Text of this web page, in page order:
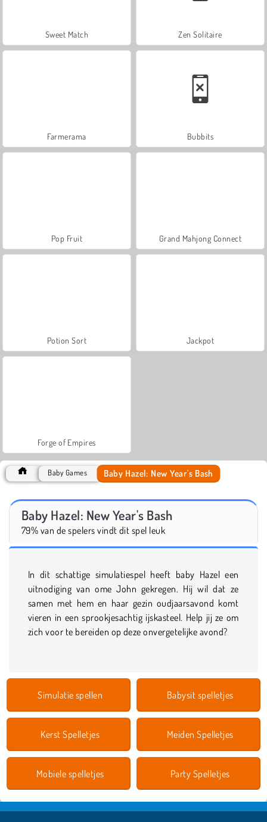
Sweet Match Zen Solitaire
Farmerama Bubbits
Pop Fruit Grand Mahjong Connect
Potion Sort Jackpot
Forge of Empires
Baby Games Baby Hazel: New Year's Bash
Baby Hazel: New Year's Bash
79% van de spelers vindt dit spel leuk
In dit schattige simulatiespel heeft baby Hazel een
uitnodiging van ome John gekregen. Hij wil dat ze
samen met hem en haar gezin oudjaarsavond komt
vieren in een sprookjesachtig ijskasteel. Help jij ze om
zich voor te bereiden op deze onvergetelijke avond?
Simulatie spellen Babysit spelletjes
Kerst Spelletjes Meiden Spelletjes
Mobiele spelletjes Party Spelletjes